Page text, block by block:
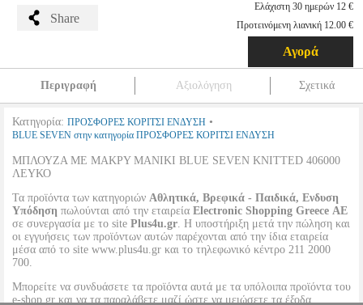
Share
Ελάχιστη 30 ημερών 12 €
Προτεινόμενη λιανική 12.00 €
Αγορά
Περιγραφή Αξιολόγηση Σχετικά
Κατηγορία: ΠΡΟΣΦΟΡΕΣ ΚΟΡΙΤΣΙ ΕΝΔΥΣΗ •
BLUE SEVEN στην κατηγορία ΠΡΟΣΦΟΡΕΣ ΚΟΡΙΤΣΙ ΕΝΔΥΣΗ
ΜΠΛΟΥΖΑ ΜΕ ΜΑΚΡΥ ΜΑΝΙΚΙ BLUE SEVEN KNITTED 406000
ΛΕΥΚΟ
Τα προϊόντα των κατηγοριών Αθλητικά, Βρεφικά - Παιδικά, Ενδυση
Υπόδηση πωλούνται από την εταιρεία Electronic Shopping Greece ΑΕ
σε συνεργασία με το site Plus4u.gr. Η υποστήριξη μετά την πώληση και
οι εγγυήσεις των προϊόντων αυτών παρέχονται από την ίδια εταιρεία
μέσα από το site www.plus4u.gr και το τηλεφωνικό κέντρο 211 2000
700.
Μπορείτε να συνδυάσετε τα προϊόντα αυτά με τα υπόλοιπα προϊόντα του
e-shop.gr και να τα παραλάβετε μαζί ώστε να μειώσετε τα έξοδα